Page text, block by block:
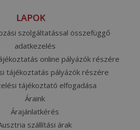
LAPOK
szolgáltatással összefüggő
adatkezelés
online pályázók részére
tájékoztatás pályázók részére
tájékoztató elfogadása
Áraink
Árajánlatkérés
szállítási árak